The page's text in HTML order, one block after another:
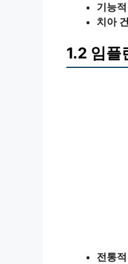
기능
치아
1.2 임플
전통